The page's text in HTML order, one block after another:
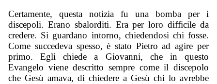
Certamente, questa notizia fu una bomba per i
discepoli. Erano sbalorditi. Era per loro difficile da
credere. Si guardano intorno, chiedendosi chi fosse.
Come succedeva spesso, è stato Pietro ad agire per
primo. Egli chiede a Giovanni, che in questo
Evangelo viene descritto sempre come il discepolo
che Gesù amava, di chiedere a Gesù chi lo avrebbe